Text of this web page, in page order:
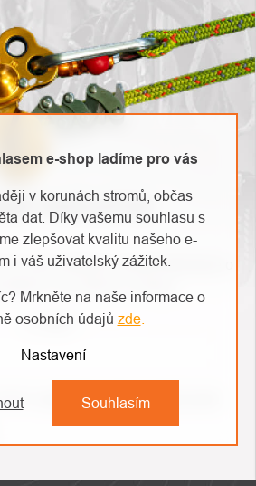
e-shop ladíme pro vás
v korunách stromů, občas
dat. Díky vašemu souhlasu s
zlepšovat kvalitu našeho e-
i váš uživatelský zážitek.
Mrkněte na naše informace o
osobních údajů zde.
Nastavení
Souhlasím
NEWSLETTER
vám budeme zasílat informace o
E-mail
s podmínkami ochrany osobních údajů